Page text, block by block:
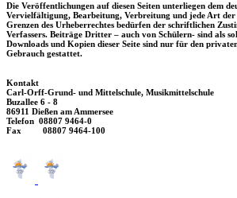
Die Veröffentlichungen auf diesen Seiten unterliegen dem
Vervielfältigung, Bearbeitung, Verbreitung und jede Art
Grenzen des Urheberrechtes bedürfen der schriftlichen
Verfassers. Beiträge Dritter – auch von Schülern- sind als
Downloads und Kopien dieser Seite sind nur für den
Gebrauch gestattet.
Kontakt
Carl-Orff-Grund- und Mittelschule, Musikmittelschule
Buzallee 6 - 8
86911 Dießen am Ammersee
Telefon 08807 9464-0
Fax 08807 9464-100